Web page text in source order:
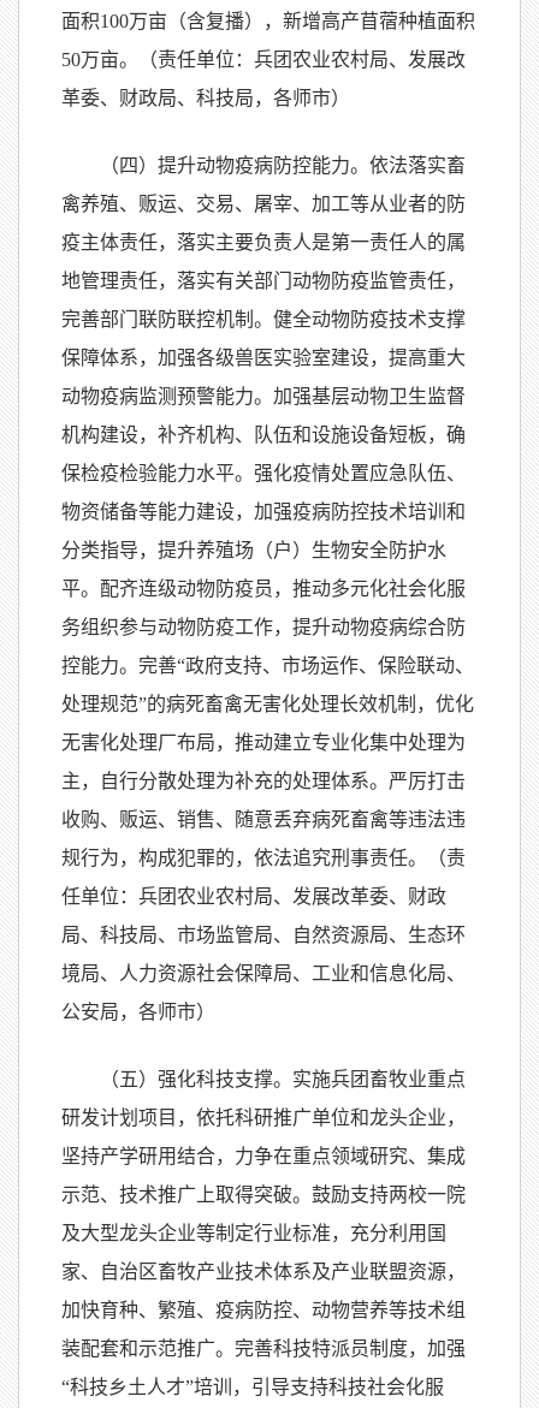
面积100万亩（含复播），新增高产苜蓿种植面积
50万亩。（责任单位：兵团农业农村局、发展改
革委、财政局、科技局，各师市）
（四）提升动物疫病防控能力。依法落实畜
禽养殖、贩运、交易、屠宰、加工等从业者的防
疫主体责任，落实主要负责人是第一责任人的属
地管理责任，落实有关部门动物防疫监管责任，
完善部门联防联控机制。健全动物防疫技术支撑
保障体系，加强各级兽医实验室建设，提高重大
动物疫病监测预警能力。加强基层动物卫生监督
机构建设，补齐机构、队伍和设施设备短板，确
保检疫检验能力水平。强化疫情处置应急队伍、
物资储备等能力建设，加强疫病防控技术培训和
分类指导，提升养殖场（户）生物安全防护水
平。配齐连级动物防疫员，推动多元化社会化服
务组织参与动物防疫工作，提升动物疫病综合防
控能力。完善“政府支持、市场运作、保险联动、
处理规范”的病死畜禽无害化处理长效机制，优化
无害化处理厂布局，推动建立专业化集中处理为
主，自行分散处理为补充的处理体系。严厉打击
收购、贩运、销售、随意丢弃病死畜禽等违法违
规行为，构成犯罪的，依法追究刑事责任。（责
任单位：兵团农业农村局、发展改革委、财政
局、科技局、市场监管局、自然资源局、生态环
境局、人力资源社会保障局、工业和信息化局、
公安局，各师市）
（五）强化科技支撑。实施兵团畜牧业重点
研发计划项目，依托科研推广单位和龙头企业，
坚持产学研用结合，力争在重点领域研究、集成
示范、技术推广上取得突破。鼓励支持两校一院
及大型龙头企业等制定行业标准，充分利用国
家、自治区畜牧产业技术体系及产业联盟资源，
加快育种、繁殖、疫病防控、动物营养等技术组
装配套和示范推广。完善科技特派员制度，加强
“科技乡土人才”培训，引导支持科技社会化服